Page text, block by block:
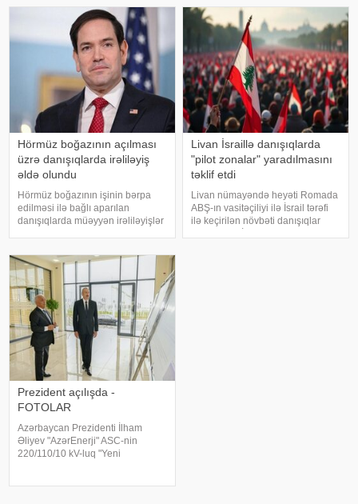
suverenliyinin heç bir halda
güzəştə gedilməyəcək əsas prinsi
edəcəklərini bildirib. xarici KİV-ə
istinadə
Hörmüz boğazının açılması
üzrə danışıqlarda irəliləyiş
əldə olundu
Hörmüz boğazının işinin bərpa
edilməsi ilə bağlı aparılan
danışıqlarda müəyyən irəliləyişlər
barədə ABŞ dövlət katibi Marko
Rubio açıqlama verib. xəbər verir
ki
Livan İsraillə danışıqlarda
"pilot zonalar" yaradılmasını
təklif etdi
Livan nümayəndə heyəti Romada
ABŞ-ın vasitəçiliyi ilə İsrail tərəfi
ilə keçirilən növbəti danışıqlar
Prezident açılışda -
FOTOLAR
Azərbaycan Prezidenti İlham
Əliyev "AzərEnerji" ASC-nin
220/110/10 kV-luq "Yeni